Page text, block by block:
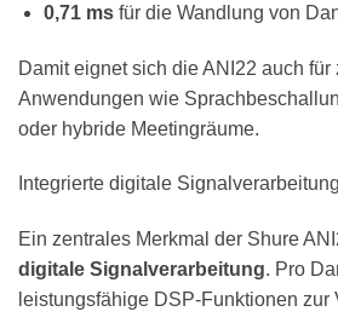
0,71 msfür die Wandlung von
Damit eignet sich die ANI22 auch für
Anwendungen wie
oder hybride Meetingräume.
Integrierte digitale
Ein zentrales Merkmal der Shure
digitale Signalverarbeitung. Pro
leistungsfähige DSP-Funktionen zur